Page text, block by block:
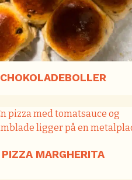
CHOKOLADEBOLLER
PIZZA MARGHERITA